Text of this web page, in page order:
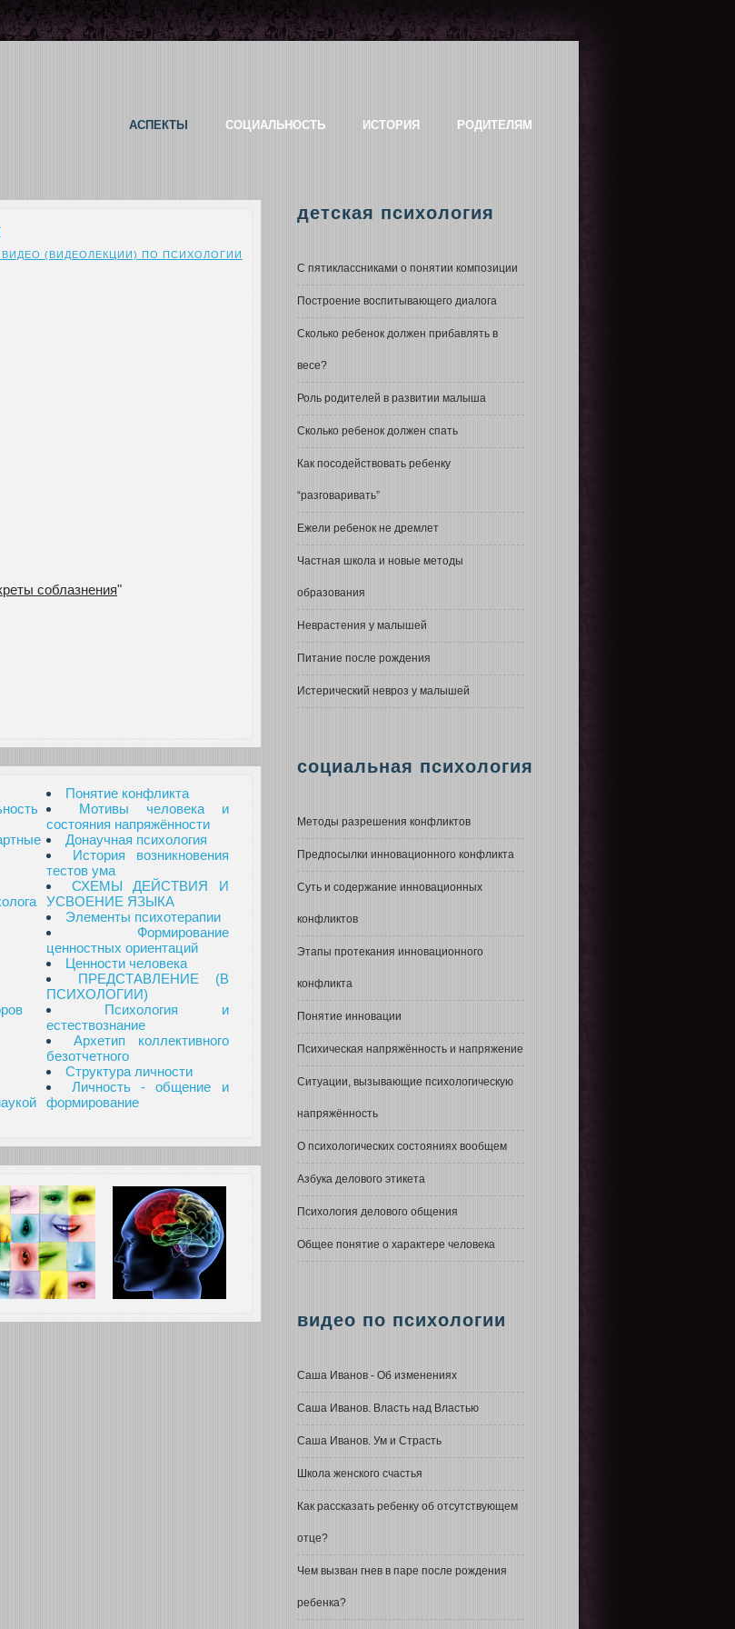
АСПЕКТЫ СОЦИАЛЬНОСТЬ ИСТОРИЯ РОДИТЕЛЯМ
(ВИДЕОЛЕКЦИИ) ПО ПСИХОЛОГИИ
соблазнения"
Понятие конфликта
Мотивы человека и
состояния напряжённости
Донаучная психология
История возникновения
тестов ума
СХЕМЫ ДЕЙСТВИЯ И
УСВОЕНИЕ ЯЗЫКА
Элементы психотерапии
Формирование
ценностных ориентаций
Ценности человека
ПРЕДСТАВЛЕНИЕ (В
ПСИХОЛОГИИ)
Психология и
естествознание
Архетип коллективного
безотчетного
Структура личности
Личность - общение и
формирование
детская психология
С пятиклассниками о понятии композиции
Построение воспитывающего диалога
Сколько ребенок должен прибавлять в
весе?
Роль родителей в развитии малыша
Сколько ребенок должен спать
Как посодействовать ребенку
“разговаривать”
Ежели ребенок не дремлет
Частная школа и новые методы
образования
Неврастения у малышей
Питание после рождения
Истерический невроз у малышей
социальная психология
Методы разрешения конфликтов
Предпосылки инновационного конфликта
Суть и содержание инновационных
конфликтов
Этапы протекания инновационного
конфликта
Понятие инновации
Психическая напряжённость и напряжение
Ситуации, вызывающие психологическую
напряжённость
О психологических состояниях вообщем
Азбука делового этикета
Психология делового общения
Общее понятие о характере человека
видео по психологии
Саша Иванов - Об изменениях
Саша Иванов. Власть над Властью
Саша Иванов. Ум и Страсть
Школа женского счастья
Как рассказать ребенку об отсутствующем
отце?
Чем вызван гнев в паре после рождения
ребенка?